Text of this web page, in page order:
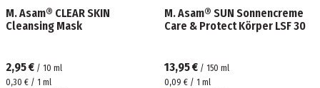
M. Asam® CLEAR SKIN
Cleansing Mask
2,95 € / 10 ml
0,30 € / 1 ml
M. Asam® SUN Sonnencreme
Care & Protect Körper LSF 30
13,95 € / 150 ml
0,09 € / 1 ml